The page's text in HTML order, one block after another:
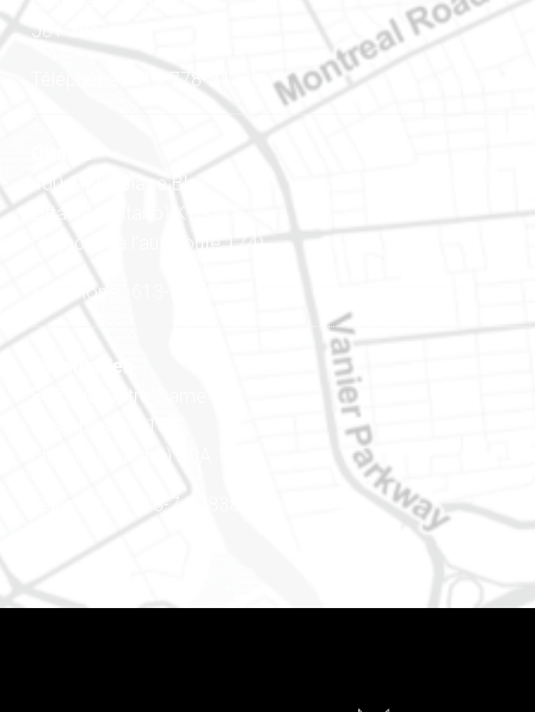
J8Y 3B5
Téléphone : 819-778-2428
400-1420, place Blair Towers
Ottawa (Ontario) K1J 9L8
(Adjacent à l’autoroute 174)
Téléphone : 613-745-8387
Est ontarien
888, rue Notre-Dame
Case postale 101
Embrun (Ontario) K0A 1W1
Téléphone : 613-745-8387